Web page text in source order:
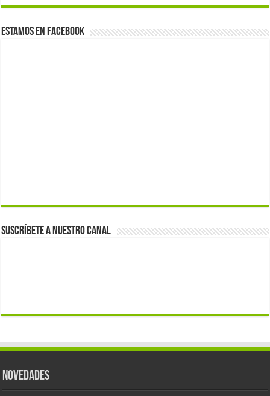
Estamos en Facebook
Suscríbete a nuestro canal
Novedades